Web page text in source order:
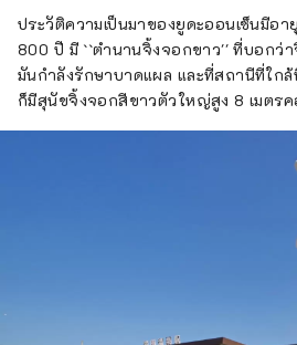
ประวัติความเป็นมาของยูดะออนเซ็นมีอ
800 ปี มี ``ตำนานจิ้งจอกขาว'' ที่บอกว่
มันกำลังรักษาบาดแผล และที่สถานีที่ใก
ก็มีสุนัขจิ้งจอกสีขาวตัวใหญ่สูง 8 เมตร